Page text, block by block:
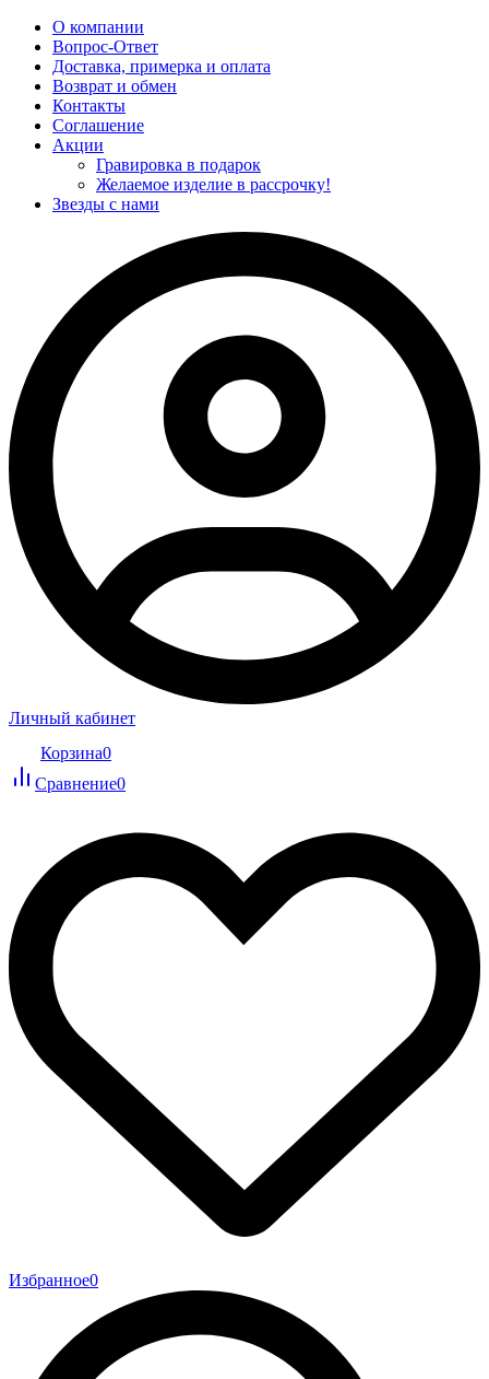
О компании
Вопрос-Ответ
Доставка, примерка и оплата
Возврат и обмен
Контакты
Соглашение
Акции
Гравировка в подарок
Желаемое изделие в рассрочку!
Звезды с нами
Личный кабинет
Корзина0
Сравнение0
Избранное0